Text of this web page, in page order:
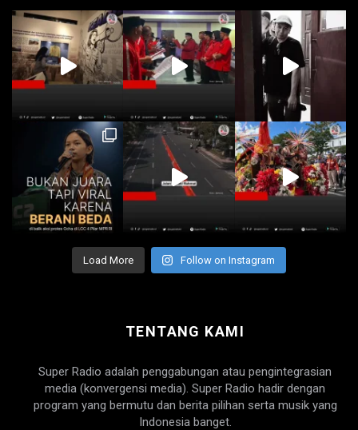
Load More Follow on Instagram
TENTANG KAMI
Super Radio adalah penggabungan atau pengintegrasian
media (konvergensi media). Super Radio hadir dengan
program yang bermutu dan berita pilihan serta musik yang
Indonesia banget.